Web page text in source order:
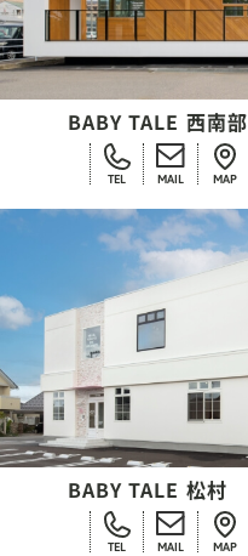
BABY TALE 西南部
TEL MAIL MAP
BABY TALE 松村
TEL MAIL MAP